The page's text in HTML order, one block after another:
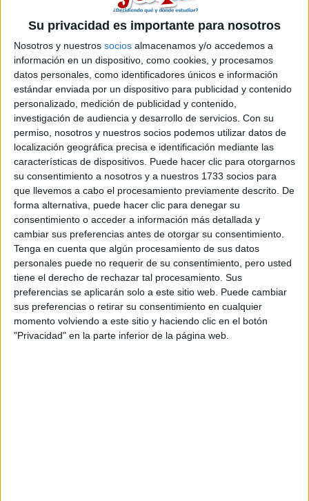
Su privacidad es importante para nosotros
Nosotros y nuestros socios almacenamos y/o accedemos a
información en un dispositivo, como cookies, y procesamos
datos personales, como identificadores únicos e información
estándar enviada por un dispositivo para publicidad y contenido
personalizado, medición de publicidad y contenido,
investigación de audiencia y desarrollo de servicios. Con su
permiso, nosotros y nuestros socios podemos utilizar datos de
localización geográfica precisa e identificación mediante las
características de dispositivos. Puede hacer clic para otorgarnos
su consentimiento a nosotros y a nuestros 1733 socios para
que llevemos a cabo el procesamiento previamente descrito. De
forma alternativa, puede hacer clic para denegar su
consentimiento o acceder a información más detallada y
cambiar sus preferencias antes de otorgar su consentimiento.
Tenga en cuenta que algún procesamiento de sus datos
personales puede no requerir de su consentimiento, pero usted
tiene el derecho de rechazar tal procesamiento. Sus
preferencias se aplicarán solo a este sitio web. Puede cambiar
sus preferencias o retirar su consentimiento en cualquier
momento volviendo a este sitio y haciendo clic en el botón
"Privacidad" en la parte inferior de la página web.
Estudios nombrados en este post
Estudiar Relaciones Internacionales
Comentarios
18 de mayo, 2020 - 13:32
elayyy_18
Desconectado
SI ALGUIEN PUEDE RESPONDERME CUANTO ANTES (EN